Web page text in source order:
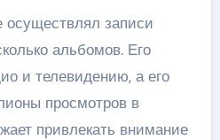
осуществлял записи
альбомов. Его
и телевидению, а его
просмотров в
привлекать внимание